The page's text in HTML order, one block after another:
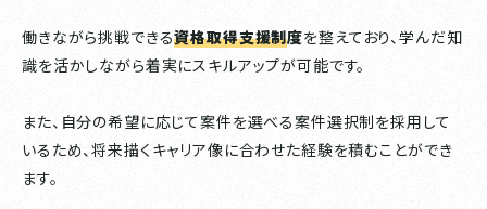
働きながら挑戦できる資格取得支援制度を整えており、学んだ知
識を活かしながら着実にスキルアップが可能です。
また、自分の希望に応じて案件を選べる案件選択制を採用して
いるため、将来描くキャリア像に合わせた経験を積むことができ
ます。